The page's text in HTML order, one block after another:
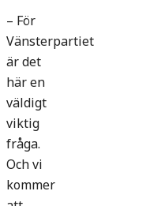
– För
Vänsterpartiet
är det
här en
väldigt
viktig
fråga.
Och vi
kommer